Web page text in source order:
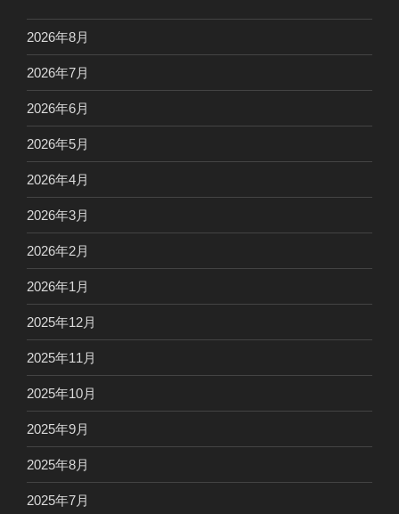
2026年8月
2026年7月
2026年6月
2026年5月
2026年4月
2026年3月
2026年2月
2026年1月
2025年12月
2025年11月
2025年10月
2025年9月
2025年8月
2025年7月